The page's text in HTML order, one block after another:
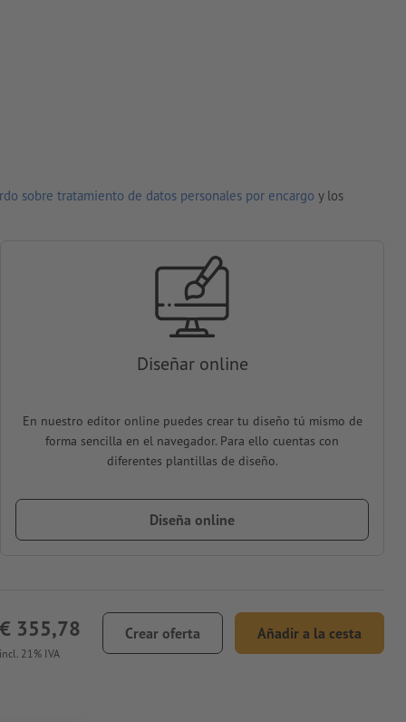
sobre tratamiento de datos personales por encargo y los
Diseñar online
En nuestro editor online puedes crear tu diseño tú mismo de
forma sencilla en el navegador. Para ello cuentas con
diferentes plantillas de diseño.
Diseña online
incl. 21% IVA
€ 355,78 Crear oferta Añadir a la cesta